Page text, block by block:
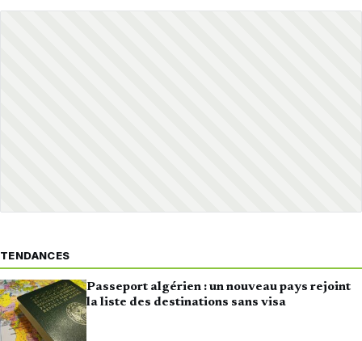
TENDANCES
Passeport algérien : un nouveau pays rejoint
la liste des destinations sans visa